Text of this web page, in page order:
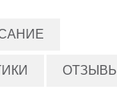
ОТЗЫВЫ